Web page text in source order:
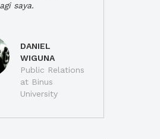
saya.
DANIEL
WIGUNA
Public Relations
at Binus
University